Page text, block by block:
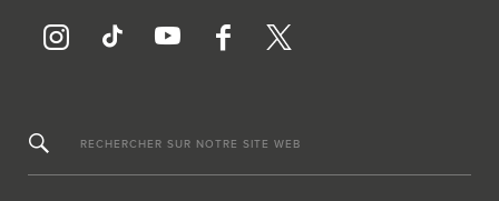
RECHERCHER SUR NOTRE SITE WEB